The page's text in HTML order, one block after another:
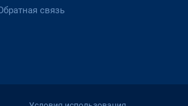
связь